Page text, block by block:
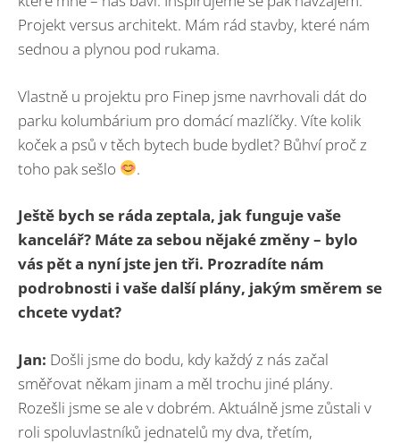
Projekt versus architekt. Mám rád stavby, které nám
sednou a plynou pod rukama.
Vlastně u projektu pro Finep jsme navrhovali dát do
parku kolumbárium pro domácí mazlíčky. Víte kolik
koček a psů v těch bytech bude bydlet? Bůhví proč z
toho pak sešlo
.
Ještě bych se ráda zeptala, jak funguje vaše
kancelář? Máte za sebou nějaké změny – bylo
vás pět a nyní jste jen tři. Prozradíte nám
podrobnosti i vaše další plány, jakým směrem se
chcete vydat?
Jan: Došli jsme do bodu, kdy každý z nás začal
směřovat někam jinam a měl trochu jiné plány.
Rozešli jsme se ale v dobrém. Aktuálně jsme zůstali v
roli spoluvlastníků jednatelů my dva, třetím,